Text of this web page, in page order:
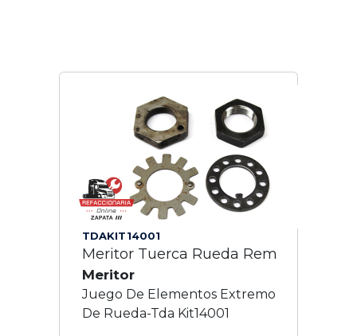
TDAKIT14001
Meritor Tuerca Rueda Rem
Meritor
Juego De Elementos Extremo
De Rueda-Tda Kit14001